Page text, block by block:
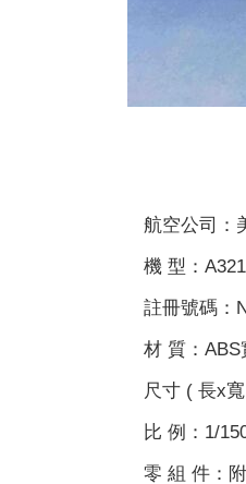
航空公司：
機 型：A321
註冊號碼：
材 質：ABS
尺寸 ( 長x
比 例：1/
零 組 件：